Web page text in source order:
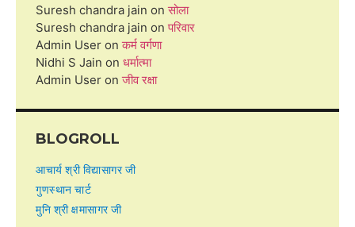
Suresh chandra jain onसोला
Suresh chandra jain onपरिवार
Admin User onकर्म वर्गणा
Nidhi S Jain on धर्मात्मा
Admin User onजीव रक्षा
BLOGROLL
आचार्य श्री विद्यासागर जी
गुणस्थान चार्ट
मुनि श्री क्षमासागर जी